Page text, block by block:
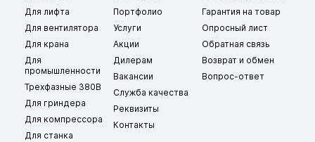
Для лифта
Для вентилятора
Для крана
Для
промышленности
Трехфазные 380В
Для гриндера
Для компрессора
Для станка
Портфолио
Услуги
Акции
Дилерам
Вакансии
Служба качества
Реквизиты
Контакты
Гарантия на товар
Опросный лист
Обратная связь
Возврат и обмен
Вопрос-ответ